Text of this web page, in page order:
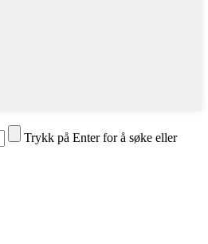
Trykk på Enter for å søke eller